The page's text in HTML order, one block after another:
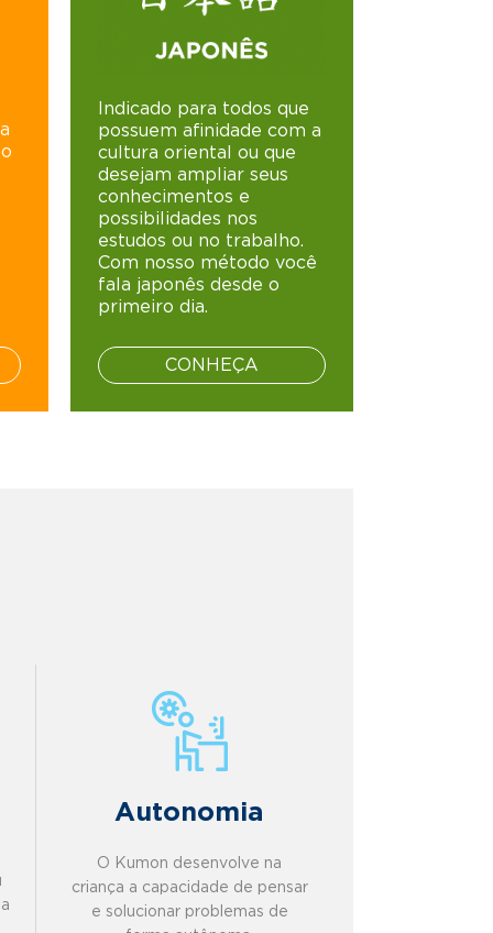
Indicado para todos que
possuem afinidade com a
cultura oriental ou que
desejam ampliar seus
conhecimentos e
possibilidades nos
estudos ou no trabalho.
Com nosso método você
fala japonês desde o
primeiro dia.
CONHEÇA
Autonomia
O Kumon desenvolve na
criança a capacidade de pensar
e solucionar problemas de